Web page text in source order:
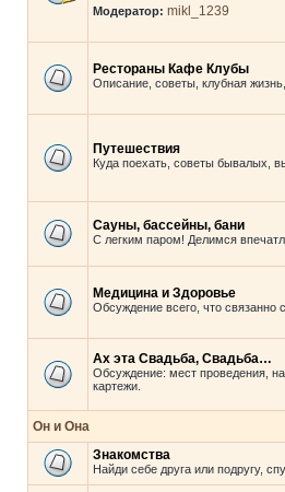
Модератор: mikl_1239
Рестораны Кафе Клубы
Описание, советы, клубная
Путешествия
Куда поехать, советы бывалых,
Сауны, бассейны, бани
С легким паром! Делимся
Медицина и Здоровье
Обсуждение всего, что связанно
Ах эта Свадьба, Свадьба…
Обсуждение: мест проведения,
картежи.
Он и Она
Знакомства
Найди себе друга или подругу,